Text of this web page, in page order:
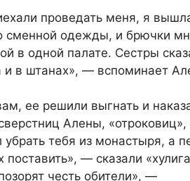
проведать меня, я
сменной одежды, и брючки
одной палате. Сестры
и в штанах», — вспоминает
ее решили выгнать и
Алены, «отроковиц»,
тебя из монастыря, а
— сказали
честь обители», —